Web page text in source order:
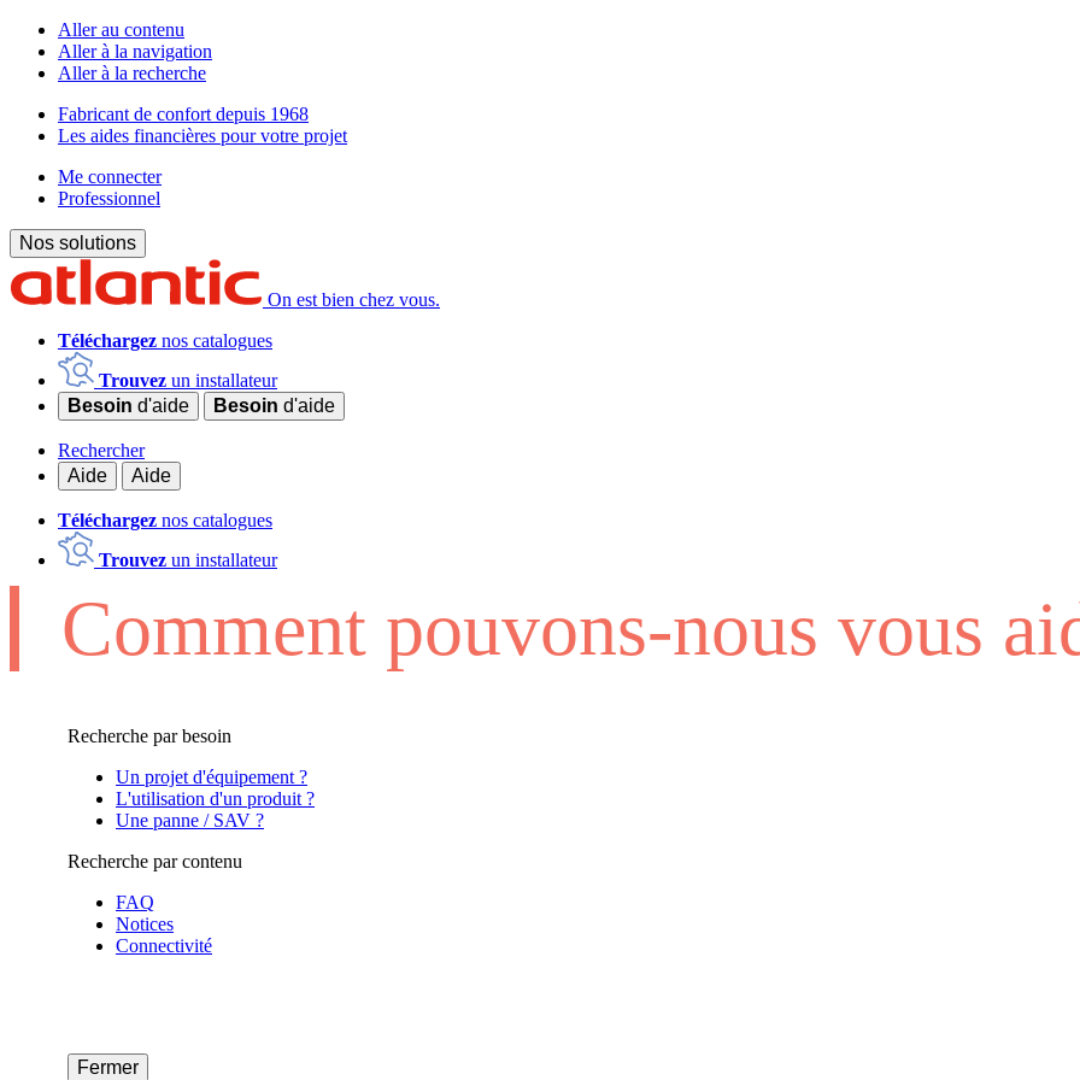
Aller au contenu
Aller à la navigation
Aller à la recherche
Fabricant de confort depuis 1968
Les aides financières pour votre projet
Me connecter
Professionnel
Nos solutions
On est bien chez vous.
Téléchargez nos catalogues
Trouvez un installateur
Besoin d'aide Besoin d'aide
Rechercher
Aide
Aide
Téléchargez nos catalogues
Trouvez un installateur
Comment pouvons-nous vous
Recherche par besoin
Un projet d'équipement ?
L'utilisation d'un produit ?
Une panne / SAV ?
Recherche par contenu
FAQ
Notices
Connectivité
Fermer